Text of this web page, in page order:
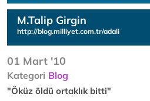
M.Talip Girgin
http://blog.milliyet.com.tr/adali
01 Mart '10
Kategori Blog
"Öküz öldü ortaklık bitti"